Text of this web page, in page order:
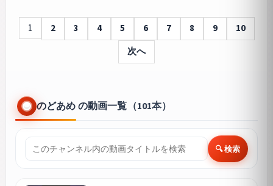
1 2 3 4 5 6 7 8 9
10
次へ
のどあめ の動画一覧（101本）
🔍 検索